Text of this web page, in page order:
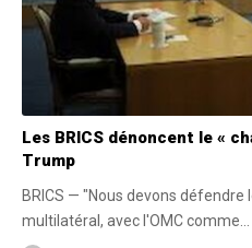
Les BRICS dénoncent le «
Trump
BRICS — "Nous devons
multilatéral, avec l'OMC comme